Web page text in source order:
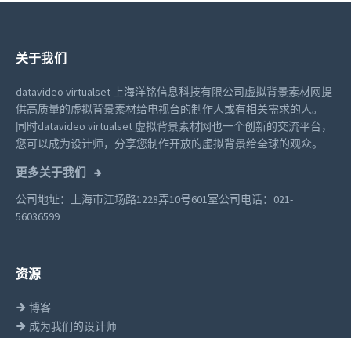
关于我们
datavideo virtualset 上海洋铭信息科技有限公司虚拟背景素材网提
供高质量的虚拟背景素材给电视台的制作人或有相关需求的人。
同时datavideo virtualset 虚拟背景素材网也一个创新的交流平台，
您可以成为设计师，分享您制作开放的虚拟背景给全球的观众。
更多关于我们
公司地址：上海市江场路1228弄10号601室公司电话：021-
56036599
资源
博客
成为我们的设计师